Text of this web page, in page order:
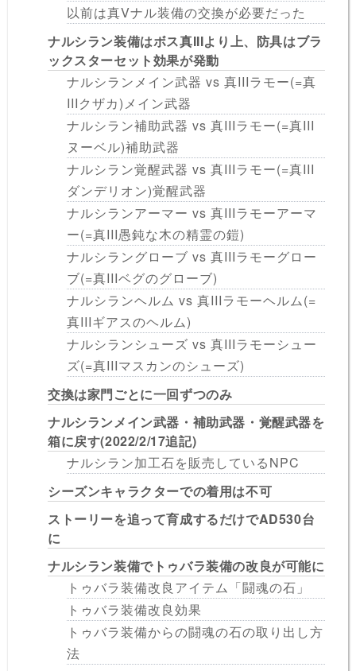
以前は真Vナル装備の交換が必要だった
ナルシラン装備はボス真IIIより上、防具はブラ
ックスターセット効果が発動
ナルシランメイン武器 vs 真IIIラモー(=真
IIIクザカ)メイン武器
ナルシラン補助武器 vs 真IIIラモー(=真III
ヌーベル)補助武器
ナルシラン覚醒武器 vs 真IIIラモー(=真III
ダンデリオン)覚醒武器
ナルシランアーマー vs 真IIIラモーアーマ
ー(=真III愚鈍な木の精霊の鎧)
ナルシラングローブ vs 真IIIラモーグロー
ブ(=真IIIベグのグローブ)
ナルシランヘルム vs 真IIIラモーヘルム(=
真IIIギアスのヘルム)
ナルシランシューズ vs 真IIIラモーシュー
ズ(=真IIIマスカンのシューズ)
交換は家門ごとに一回ずつのみ
ナルシランメイン武器・補助武器・覚醒武器を
箱に戻す(2022/2/17追記)
ナルシラン加工石を販売しているNPC
シーズンキャラクターでの着用は不可
ストーリーを追って育成するだけでAD530台
に
ナルシラン装備でトゥバラ装備の改良が可能に
トゥバラ装備改良アイテム「闘魂の石」
トゥバラ装備改良効果
トゥバラ装備からの闘魂の石の取り出し方
法